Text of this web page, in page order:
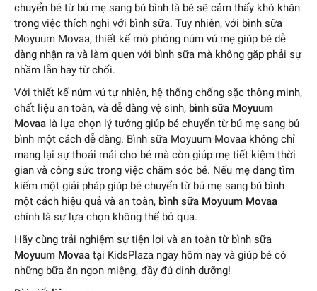
chuyển bé từ bú mẹ sang bú bình là bé sẽ cảm thấy khó khăn
trong việc thích nghi với bình sữa. Tuy nhiên, với bình sữa
Moyuum Movaa, thiết kế mô phỏng núm vú mẹ giúp bé dễ
dàng nhận ra và làm quen với bình sữa mà không gặp phải sự
nhầm lẫn hay từ chối.
Với thiết kế núm vú tự nhiên, hệ thống chống sặc thông minh,
chất liệu an toàn, và dễ dàng vệ sinh, bình sữa Moyuum
Movaa là lựa chọn lý tưởng giúp bé chuyển từ bú mẹ sang bú
bình một cách dễ dàng. Bình sữa Moyuum Movaa không chỉ
mang lại sự thoải mái cho bé mà còn giúp mẹ tiết kiệm thời
gian và công sức trong việc chăm sóc bé. Nếu mẹ đang tìm
kiếm một giải pháp giúp bé chuyển từ bú mẹ sang bú bình
một cách hiệu quả và an toàn, bình sữa Moyuum Movaa
chính là sự lựa chọn không thể bỏ qua.
Hãy cùng trải nghiệm sự tiện lợi và an toàn từ bình sữa
Moyuum Movaa tại KidsPlaza ngay hôm nay và giúp bé có
những bữa ăn ngon miệng, đầy đủ dinh dưỡng!